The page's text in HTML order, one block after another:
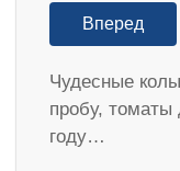
Вперед
Чудесные
пробу, томаты
году…